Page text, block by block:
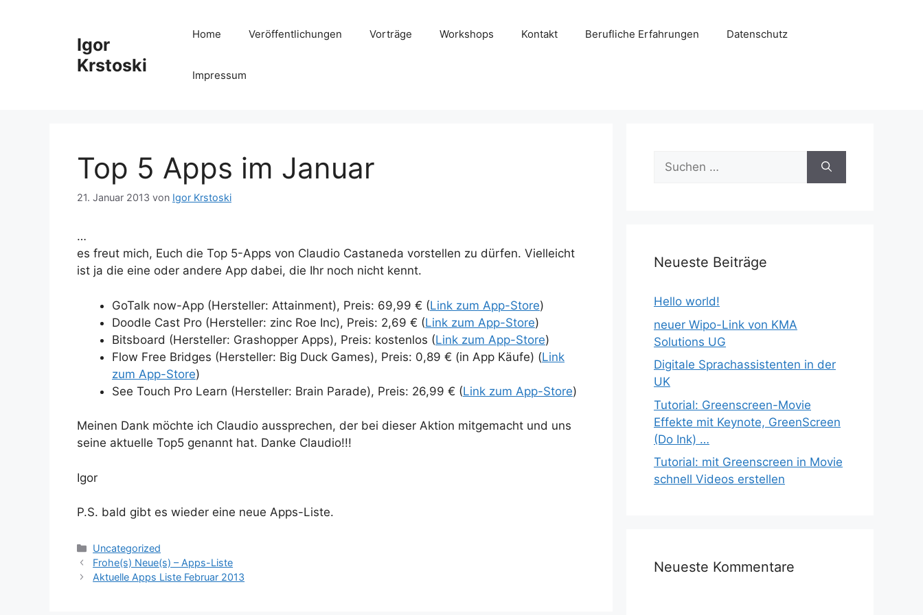
Igor
Krstoski
Home Veröffentlichungen Vorträge Workshops Kontakt Berufliche Erfahrungen Datenschutz
Impressum
Top 5 Apps im Januar
21. Januar 2013 von Igor Krstoski
…
es freut mich, Euch die Top 5-Apps von Claudio Castaneda vorstellen zu dürfen. Vielleicht
ist ja die eine oder andere App dabei, die Ihr noch nicht kennt.
GoTalk now-App (Hersteller: Attainment), Preis: 69,99 € (Link zum App-Store)
Doodle Cast Pro (Hersteller: zinc Roe Inc), Preis: 2,69 € (Link zum App-Store)
Bitsboard (Hersteller: Grashopper Apps), Preis: kostenlos (Link zum App-Store)
Flow Free Bridges (Hersteller: Big Duck Games), Preis: 0,89 € (in App Käufe) (Link
zum App-Store)
See Touch Pro Learn (Hersteller: Brain Parade), Preis: 26,99 € (Link zum App-Store)
Meinen Dank möchte ich Claudio aussprechen, der bei dieser Aktion mitgemacht und uns
seine aktuelle Top5 genannt hat. Danke Claudio!!!
Igor
P.S. bald gibt es wieder eine neue Apps-Liste.
Kategorien
Uncategorized
Frohe(s) Neue(s) – Apps-Liste
Aktuelle Apps Liste Februar 2013
Suchen
nach:
Neueste Beiträge
Hello world!
neuer Wipo-Link von KMA
Solutions UG
Digitale Sprachassistenten in der
UK
Tutorial: Greenscreen-Movie
Effekte mit Keynote, GreenScreen
(Do Ink) …
Tutorial: mit Greenscreen in Movie
schnell Videos erstellen
Neueste Kommentare